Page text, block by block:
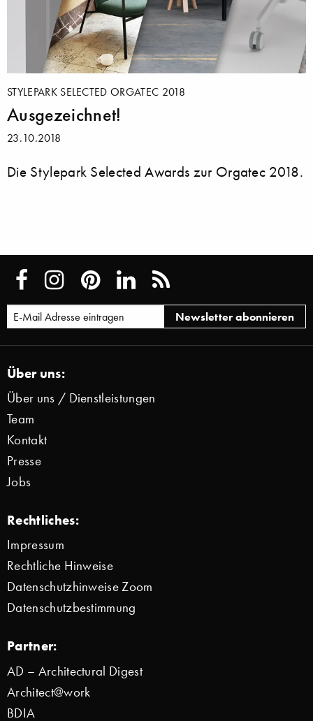
STYLEPARK SELECTED ORGATEC 2018
Ausgezeichnet!
23.10.2018
Die Stylepark Selected Awards zur Orgatec 2018.
Über uns:
Über uns / Dienstleistungen
Team
Kontakt
Presse
Jobs
Rechtliches:
Impressum
Rechtliche Hinweise
Datenschutzhinweise Zoom
Datenschutzbestimmung
Partner:
AD – Architectural Digest
Architect@work
BDIA